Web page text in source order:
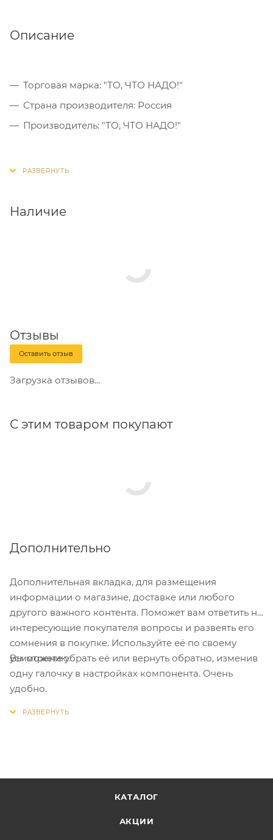
Описание
Торговая марка: "ТО, ЧТО НАДО!"
Страна производителя: Россия
Производитель: "ТО, ЧТО НАДО!"
Наличие
Отзывы
Оставить отзыв
Загрузка отзывов...
С этим товаром покупают
Дополнительно
Дополнительная вкладка, для размещения
информации о магазине, доставке или любого
другого важного контента. Поможет вам ответить на
интересующие покупателя вопросы и развеять его
сомнения в покупке. Используйте её по своему
усмотрению.
Вы можете убрать её или вернуть обратно, изменив
одну галочку в настройках компонента. Очень
удобно.
КАТАЛОГ
АКЦИИ